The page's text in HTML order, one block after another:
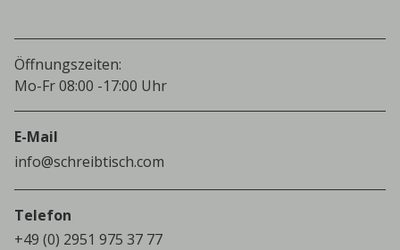
Öffnungszeiten:
Mo-Fr 08:00 -17:00 Uhr
E-Mail
info@schreibtisch.com
Telefon
+49 (0) 2951 975 37 77